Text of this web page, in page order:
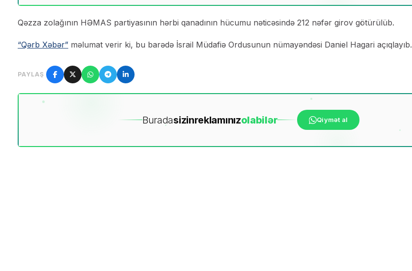
Qəzza zolağının HƏMAS partiyasının hərbi qanadının hücumu nəticəsində 212 nəfər girov götürülüb.
“Qərb Xəbər” məlumat verir ki, bu barədə İsrail Müdafiə Ordusunun nümayəndəsi Daniel Hagari açıqlayıb.
PAYLAŞ
Buradasizinreklamınızolabilər Qiymət al